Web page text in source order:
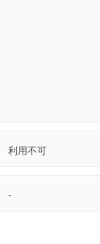
利用不可
-